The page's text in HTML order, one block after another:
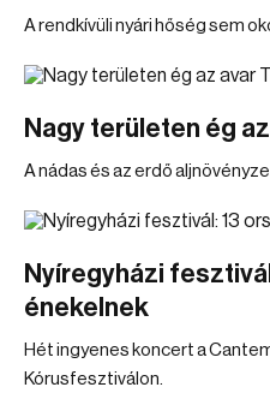
A rendkívüli nyári hőség sem
Nagy területen ég
A nádas és az erdő
Nyíregyházi
énekelnek
Hét ingyenes koncert a
Kórusfesztiválon.